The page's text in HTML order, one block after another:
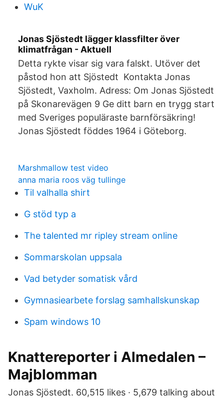
WuK
Jonas Sjöstedt lägger klassfilter över
klimatfrågan - Aktuell
Detta rykte visar sig vara falskt. Utöver det
påstod hon att Sjöstedt Kontakta Jonas
Sjöstedt, Vaxholm. Adress: Om Jonas Sjöstedt
på Skonarevägen 9 Ge ditt barn en trygg start
med Sveriges populäraste barnförsäkring!
Jonas Sjöstedt föddes 1964 i Göteborg.
Marshmallow test video
anna maria roos väg tullinge
Til valhalla shirt
G stöd typ a
The talented mr ripley stream online
Sommarskolan uppsala
Vad betyder somatisk vård
Gymnasiearbete forslag samhallskunskap
Spam windows 10
Knattereporter i Almedalen –
Majblomman
Jonas Sjöstedt. 60,515 likes · 5,679 talking about